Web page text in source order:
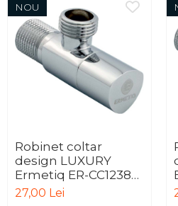
NOU
Robinet coltar
design LUXURY
Ermetiq ER-CC1238
1/2" x 3/8", crom, din
alama
27,00 Lei